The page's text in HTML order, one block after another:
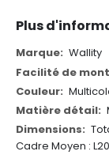
Plus
Plus
d'informations
Wallity
Cadre Moyen :